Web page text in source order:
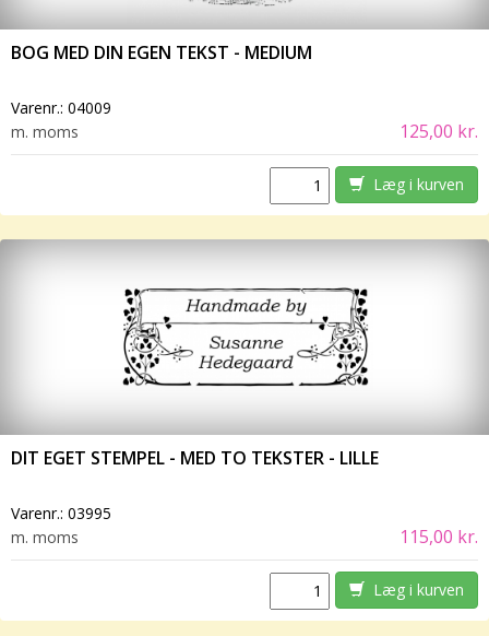
BOG MED DIN EGEN TEKST - MEDIUM
Varenr.: 04009
m. moms
125,00 kr.
Læg i kurven
DIT EGET STEMPEL - MED TO TEKSTER - LILLE
Varenr.: 03995
m. moms
115,00 kr.
Læg i kurven